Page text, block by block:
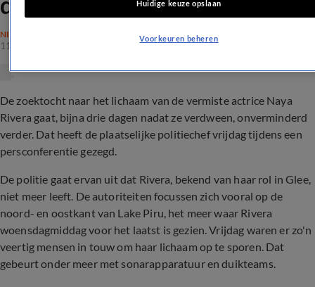
NIEUWS
11 juli 2020, 10:03
De zoektocht naar het lichaam van de vermiste actrice Naya
Rivera gaat, bijna drie dagen nadat ze verdween, onverminderd
verder. Dat heeft de plaatselijke politiechef vrijdag tijdens een
persconferentie gezegd.
De politie gaat ervan uit dat Rivera, bekend van haar rol in Glee,
niet meer leeft. De autoriteiten focussen zich vooral op de
noord- en oostkant van Lake Piru, het meer waar Rivera
woensdagmiddag voor het laatst is gezien. Vrijdag waren er zo'n
veertig mensen in touw om haar lichaam op te sporen. Dat
gebeurt onder meer met sonarapparatuur en duikteams.
Huidige keuze opslaan
Voorkeuren beheren